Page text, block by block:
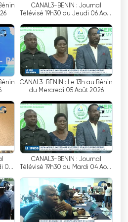
meg azok számára is,
televíziót. A nézők
élvezhetik a
tartalmi kínálatát,
hírműsorokról, lebilincselő
ragadó drámákról vagy
Ez a kényelem
számára, hogy
kedvenc televíziós
a digitális korban, amikor
óriási népszerűségre
közvetítésének
elkötelezettségét
a változó
a fejlődő
2026
CANAL3-BENIN : Journal
Télévisé 19h30 du Jeudi 06 Août
CANAL3-BENIN : Le 13h au Bénin
du Mercredi 05 Août 2026
05
CANAL3-BENIN : Journal
Télévisé 19h30 du Mardi 04 Août